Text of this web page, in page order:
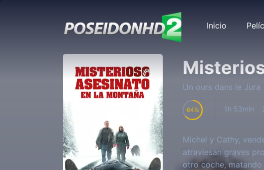
Inicio
Un ours dans le Jura
64 1h 53min
Michel y Cathy,
atraviesan graves
otro coche,